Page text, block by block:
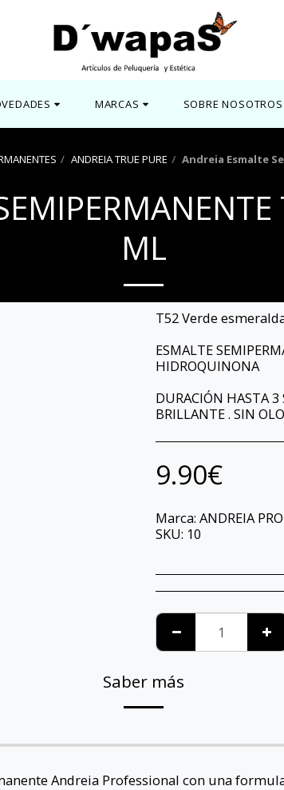
MARCAS SOBRE NOSOTROS
ANDREIA TRUE PURE Andreia Esmalte
ML
T52 Verde
ESMALTE
HIDROQUINONA
DURACIÓN HASTA 3
BRILLANTE . SIN
9.90€
Marca: ANDREIA
SKU: 10
Saber más
Andreia Professional con una